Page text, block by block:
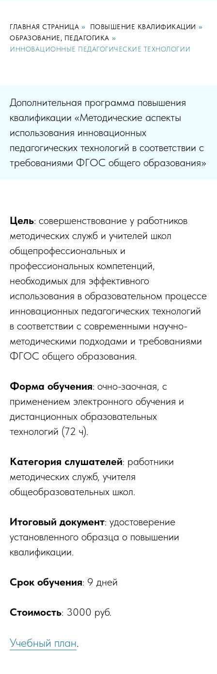
ГЛАВНАЯ СТРАНИЦА » ПОВЫШЕНИЕ КВАЛИФИКАЦИИ »
ОБРАЗОВАНИЕ, ПЕДАГОГИКА »
ИННОВАЦИОННЫЕ ПЕДАГОГИЧЕСКИЕ ТЕХНОЛОГИИ
Дополнительная программа повышения
квалификации «Методические аспекты
использования инновационных
педагогических технологий в соответствии с
требованиями ФГОС общего образования»
Цель: совершенствование у работников
методических служб и учителей школ
общепрофессиональных и
профессиональных компетенций,
необходимых для эффективного
использования в образовательном процессе
инновационных педагогических технологий
в соответствии с современными научно-
методическими подходами и требованиями
ФГОС общего образования.
Форма обучения: очно-заочная, с
применением электронного обучения и
дистанционных образовательных
технологий (72 ч).
Категория слушателей: работники
методических служб, учителя
общеобразовательных школ.
Итоговый документ: удостоверение
установленного образца о повышении
квалификации.
Срок обучения: 9 дней
Стоимость: 3000 руб.
Учебный план.